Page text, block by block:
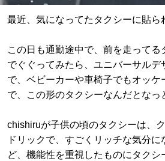
最近、気になってたタクシーに貼
この日も通勤途中で、前を走って
でぐぐってみたら、ユニバーサルデ
で、ベビーカーや車椅子でもオッケ
で、この形のタクシーなんだとなっ
chishiruが子供の頃のタクシーは、
ドリックで、すごくリッチな気分
ど、機能性を重視したものにタクシ